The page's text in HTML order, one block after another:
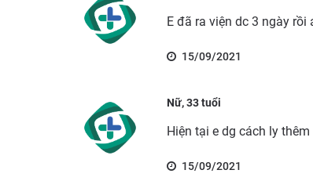
E đã ra viện dc 3 ngày rồi
15/09/2021
Nữ, 33 tuổi
Hiện tại e dg cách ly
15/09/2021